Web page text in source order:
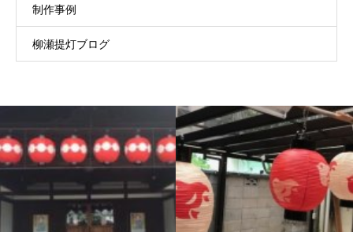
制作事例
柳瀬提灯ブログ